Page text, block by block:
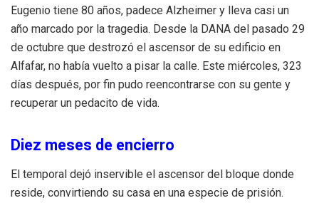
Eugenio tiene 80 años, padece Alzheimer y lleva casi un
año marcado por la tragedia. Desde la DANA del pasado 29
de octubre que destrozó el ascensor de su edificio en
Alfafar, no había vuelto a pisar la calle. Este miércoles, 323
días después, por fin pudo reencontrarse con su gente y
recuperar un pedacito de vida.
Diez meses de encierro
El temporal dejó inservible el ascensor del bloque donde
reside, convirtiendo su casa en una especie de prisión.